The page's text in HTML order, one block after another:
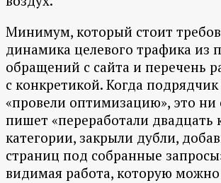
Минимум, который стоит
динамика целевого трафика из
обращений с сайта и перечень
с конкретикой. Когда
«провели оптимизацию», это ни
пишет «переработали двадцать
категории, закрыли дубли,
страниц под собранные
видимая работа, которую